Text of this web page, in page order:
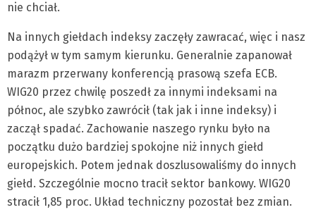
nie chciał.
Na innych giełdach indeksy zaczęły zawracać, więc i nasz
podążył w tym samym kierunku. Generalnie zapanował
marazm przerwany konferencją prasową szefa ECB.
WIG20 przez chwilę poszedł za innymi indeksami na
północ, ale szybko zawrócił (tak jak i inne indeksy) i
zaczął spadać. Zachowanie naszego rynku było na
początku dużo bardziej spokojne niż innych giełd
europejskich. Potem jednak doszlusowaliśmy do innych
giełd. Szczególnie mocno tracił sektor bankowy. WIG20
stracił 1,85 proc. Układ techniczny pozostał bez zmian.